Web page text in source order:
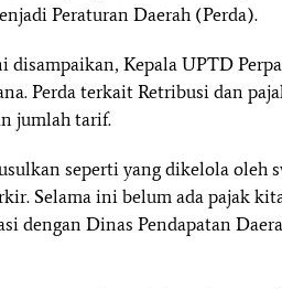
Peraturan Daerah (Perda).
Kepala UPTD
Perda terkait Retribusi dan
jumlah tarif.
seperti yang dikelola oleh
Selama ini belum ada pajak
dengan Dinas Pendapatan